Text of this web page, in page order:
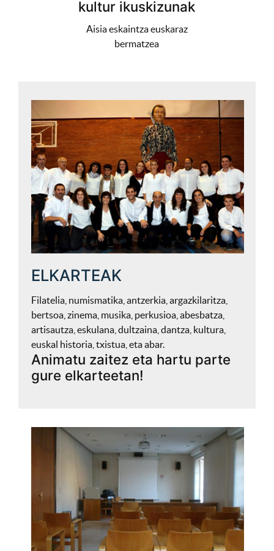
kultur ikuskizunak
Aisia eskaintza euskaraz
bermatzea
ELKARTEAK
Filatelia, numismatika, antzerkia, argazkilaritza,
bertsoa, zinema, musika, perkusioa, abesbatza,
artisautza, eskulana, dultzaina, dantza, kultura,
euskal historia, txistua, eta abar.
Animatu zaitez eta hartu parte
gure elkarteetan!